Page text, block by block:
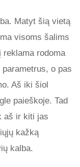
Matyt šią vietą
visoms šalims
reklama rodoma
o pas
Aš iki šiol
paieškoje. Tad
aš ir kiti jas
kažką
kalba.